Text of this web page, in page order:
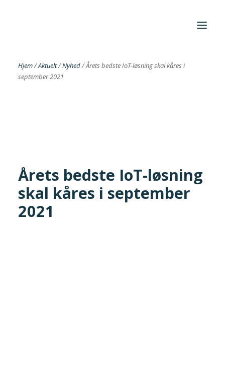
Foreningen
Search
Hjem/Aktuelt/Nyhed/Årets bedste IoT-løsning skal kåres i
september 2021
Årets bedste IoT-løsning
skal kåres i september
2021